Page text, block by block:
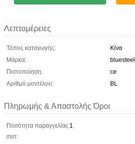
Λεπτομέρειες
Τόπος καταγωγής:
Κίνα
Μάρκα:
bluesteel
Πιστοποίηση:
ce
Αριθμό μοντέλου:
BL
Πληρωμής & Αποστολής Όροι
Ποσότητα παραγγελίας
min:
1